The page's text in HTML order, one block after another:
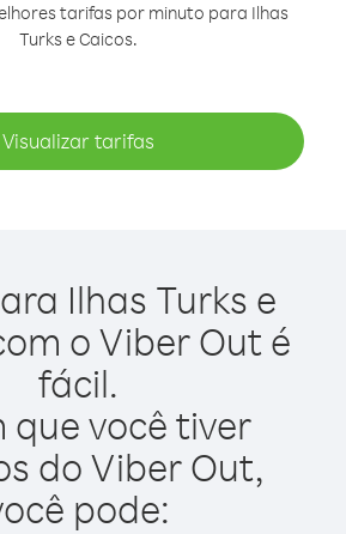
tarifas por minuto para Ilhas
Turks e Caicos.
Visualizar tarifas
Ilhas Turks e
o Viber Out é
fácil.
que você tiver
do Viber Out,
pode: